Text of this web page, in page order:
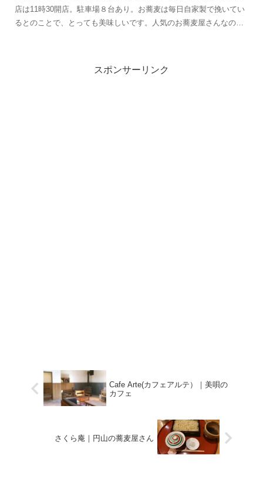
店は11時30開店。駐車場８台あり。お蕎麦は毎日自家製で挽いてい
るとのことで、とっても美味しいです。人気のお蕎麦屋さんなの
スポンサーリンク
Cafe Arte(カフェアルテ）｜美唄の
カフェ
さくら庵｜円山の蕎麦屋さん